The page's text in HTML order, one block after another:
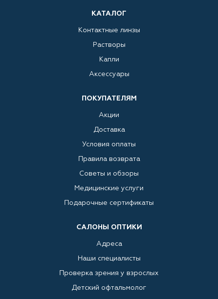
КАТАЛОГ
Контактные линзы
Растворы
Капли
Аксессуары
ПОКУПАТЕЛЯМ
Акции
Доставка
Условия оплаты
Правила возврата
Советы и обзоры
Медицинские услуги
Подарочные сертификаты
САЛОНЫ ОПТИКИ
Адреса
Наши специалисты
Проверка зрения у взрослых
Детский офтальмолог